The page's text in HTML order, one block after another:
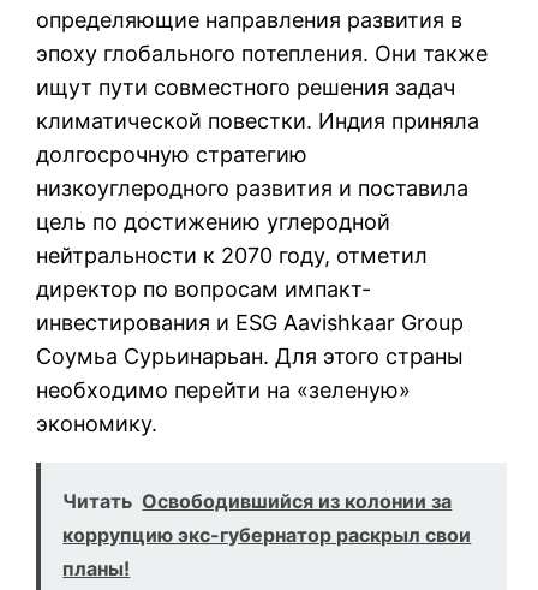
определяющие направления развития в
эпоху глобального потепления. Они также
ищут пути совместного решения задач
климатической повестки. Индия приняла
долгосрочную стратегию
низкоуглеродного развития и поставила
цель по достижению углеродной
нейтральности к 2070 году, отметил
директор по вопросам импакт-
инвестирования и ESG Aavishkaar Group
Соумьа Сурьинарьан. Для этого страны
необходимо перейти на «зеленую»
экономику.
Читать Освободившийся из колонии за
коррупцию экс-губернатор раскрыл свои
планы!